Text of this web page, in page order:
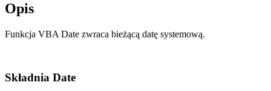
Opis
Funkcja VBA Date zwraca bieżącą datę systemową.
Składnia Date